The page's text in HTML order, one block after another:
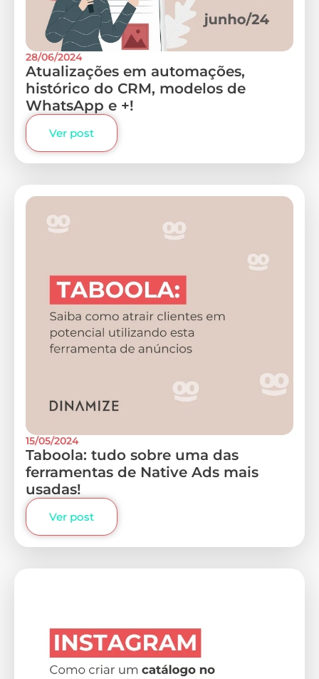
28/06/2024
Atualizações em automações,
histórico do CRM, modelos de
WhatsApp e +!
Ver post
15/05/2024
Taboola: tudo sobre uma das
ferramentas de Native Ads mais
usadas!
Ver post